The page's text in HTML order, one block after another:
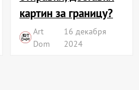
картин за границу?
Art
Dom
16 декабря
2024